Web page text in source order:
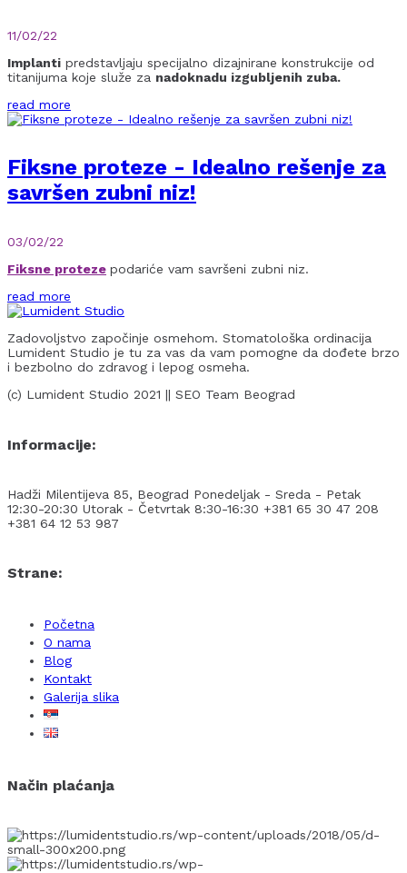
11/02/22
Implanti predstavljaju specijalno dizajnirane konstrukcije od
titanijuma koje služe za nadoknadu izgubljenih zuba.
read more
Fiksne proteze - Idealno rešenje za
savršen zubni niz!
03/02/22
Fiksne proteze podariće vam savršeni zubni niz.
read more
Zadovoljstvo započinje osmehom. Stomatološka ordinacija
Lumident Studio je tu za vas da vam pomogne da dođete brzo
i bezbolno do zdravog i lepog osmeha.
(c) Lumident Studio 2021 || SEO Team Beograd
Informacije:
Hadži Milentijeva 85, Beograd Ponedeljak - Sreda - Petak
12:30-20:30 Utorak - Četvrtak 8:30-16:30 +381 65 30 47 208
+381 64 12 53 987
Strane:
Početna
O nama
Blog
Kontakt
Galerija slika
Način plaćanja